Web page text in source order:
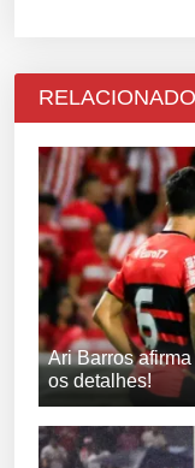
Ari Barros
os detalhes!